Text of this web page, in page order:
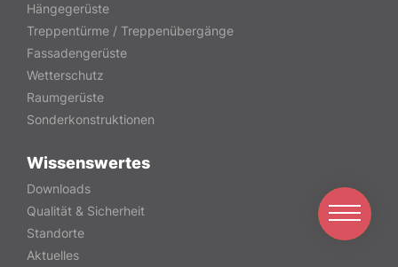
Hängegerüste
Treppentürme / Treppenübergänge
Fassadengerüste
Wetterschutz
Raumgerüste
Sonderkonstruktionen
Wissenswertes
Downloads
Qualität & Sicherheit
Standorte
Aktuelles